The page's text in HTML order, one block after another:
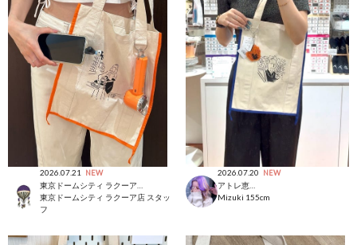
2026.07.21 NEW
東京ドームシティ ラクーア店 スタッ
フ
2026.07.20 NEW
アトレ恵比寿店
Mizuki 155cm